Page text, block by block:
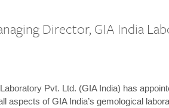
Director, GIA India
Pvt. Ltd. (GIA India) has
aspects of GIA India’s gemological